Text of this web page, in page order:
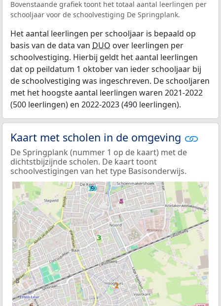
Bovenstaande grafiek toont het totaal aantal leerlingen per
schooljaar voor de schoolvestiging De Springplank.
Het aantal leerlingen per schooljaar is bepaald op
basis van de data van DUO over leerlingen per
schoolvestiging. Hierbij geldt het aantal leerlingen
dat op peildatum 1 oktober van ieder schooljaar bij
de schoolvestiging was ingeschreven. De schooljaren
met het hoogste aantal leerlingen waren 2021-2022
(500 leerlingen) en 2022-2023 (490 leerlingen).
Kaart met scholen in de omgeving
De Springplank (nummer 1 op de kaart) met de
dichtstbijzijnde scholen. De kaart toont
schoolvestigingen van het type Basisonderwijs.